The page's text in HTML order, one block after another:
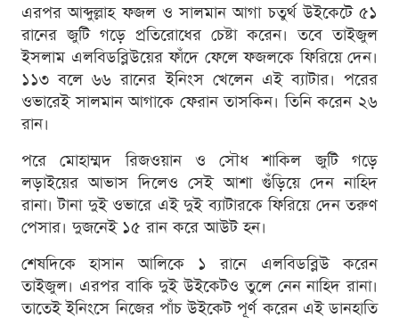
এরপর আব্দুল্লাহ ফজল ও সালমান আগা চতুর্থ উইকেটে ৫১
রানের জুটি গড়ে প্রতিরোধের চেষ্টা করেন। তবে তাইজুল
ইসলাম এলবিডব্লিউয়ের ফাঁদে ফেলে ফজলকে ফিরিয়ে দেন।
১১৩ বলে ৬৬ রানের ইনিংস খেলেন এই ব্যাটার। পরের
ওভারেই সালমান আগাকে ফেরান তাসকিন। তিনি করেন ২৬
রান।
পরে মোহাম্মদ রিজওয়ান ও সৌধ শাকিল জুটি গড়ে
লড়াইয়ের আভাস দিলেও সেই আশা গুঁড়িয়ে দেন নাহিদ
রানা। টানা দুই ওভারে এই দুই ব্যাটারকে ফিরিয়ে দেন তরুণ
পেসার। দুজনেই ১৫ রান করে আউট হন।
শেষদিকে হাসান আলিকে ১ রানে এলবিডব্লিউ করেন
তাইজুল। এরপর বাকি দুই উইকেটও তুলে নেন নাহিদ রানা।
তাতেই ইনিংসে নিজের পাঁচ উইকেট পূর্ণ করেন এই ডানহাতি